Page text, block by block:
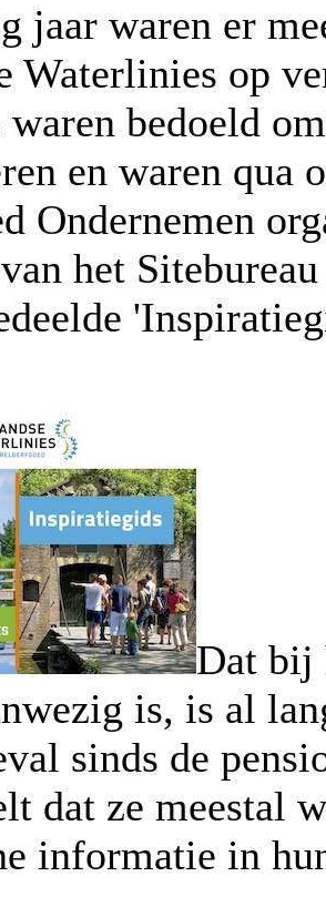
jaar waren er
Waterlinies op
bedoeld
en waren qua
Ondernemen
het
Dat bij
is, is al
sinds de
dat ze meestal
informatie in